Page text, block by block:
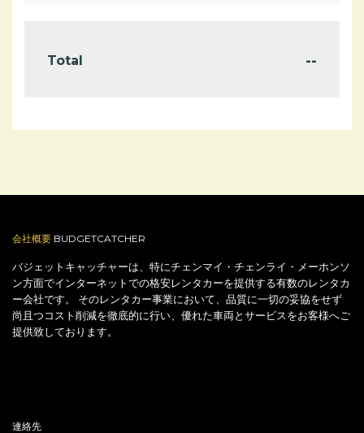
Total --
会社概要 BUDGETCATCHER
バジェットキャッチャーは、特にチェンマイ・チェンライ・メーホンソ
ン方面でインターネットでの格安レンタカーを提供する有数のレンタカ
ー会社です。 そのレンタカー事業において、品質に一切の妥協をせず
尚且つコスト削減を徹底的に行い、優れた車両とサービスをお客様へご
提供致しております。
連絡先